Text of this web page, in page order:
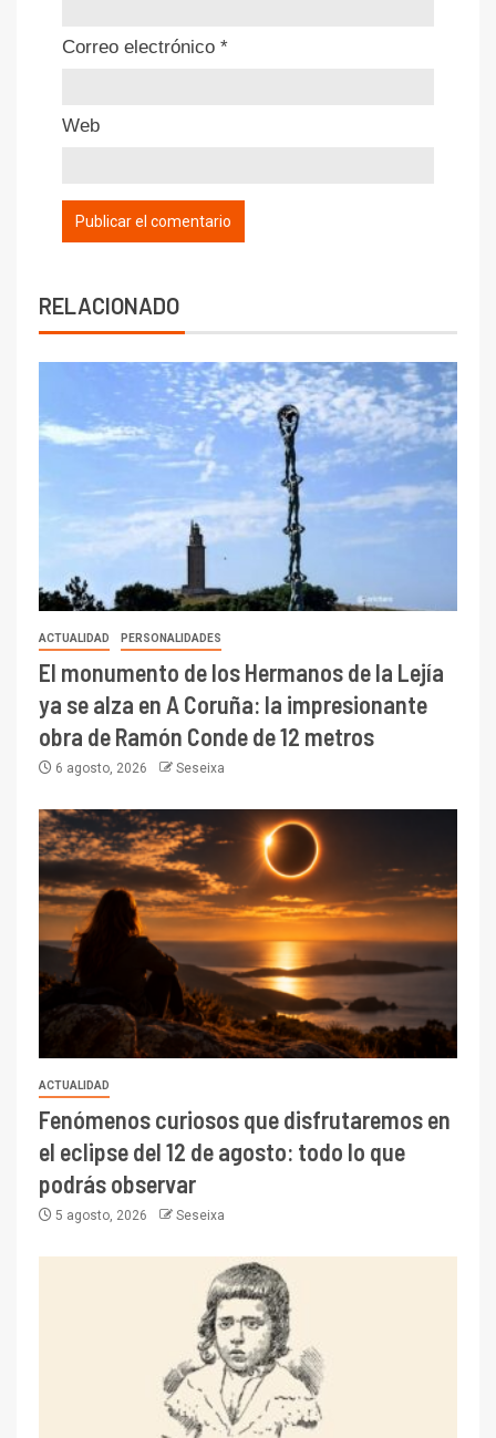
Correo electrónico *
Web
RELACIONADO
ACTUALIDAD PERSONALIDADES
El monumento de los Hermanos de la Lejía
ya se alza en A Coruña: la impresionante
obra de Ramón Conde de 12 metros
6 agosto, 2026 Seseixa
ACTUALIDAD
Fenómenos curiosos que disfrutaremos en
el eclipse del 12 de agosto: todo lo que
podrás observar
5 agosto, 2026 Seseixa